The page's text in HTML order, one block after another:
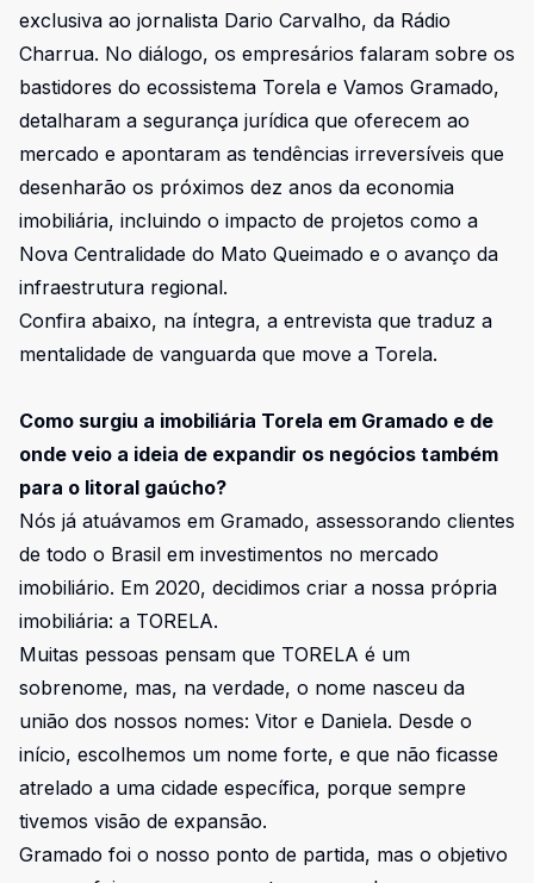
exclusiva ao jornalista Dario Carvalho, da Rádio
Charrua. No diálogo, os empresários falaram sobre os
bastidores do ecossistema Torela e Vamos Gramado,
detalharam a segurança jurídica que oferecem ao
mercado e apontaram as tendências irreversíveis que
desenharão os próximos dez anos da economia
imobiliária, incluindo o impacto de projetos como a
Nova Centralidade do Mato Queimado e o avanço da
infraestrutura regional.
Confira abaixo, na íntegra, a entrevista que traduz a
mentalidade de vanguarda que move a Torela.
Como surgiu a imobiliária Torela em Gramado e de
onde veio a ideia de expandir os negócios também
para o litoral gaúcho?
Nós já atuávamos em Gramado, assessorando clientes
de todo o Brasil em investimentos no mercado
imobiliário. Em 2020, decidimos criar a nossa própria
imobiliária: a TORELA.
Muitas pessoas pensam que TORELA é um
sobrenome, mas, na verdade, o nome nasceu da
união dos nossos nomes: Vitor e Daniela. Desde o
início, escolhemos um nome forte, e que não ficasse
atrelado a uma cidade específica, porque sempre
tivemos visão de expansão.
Gramado foi o nosso ponto de partida, mas o objetivo